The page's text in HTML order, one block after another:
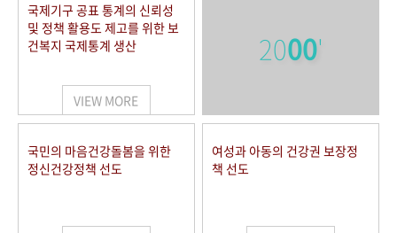
국제기구 공표 통계의 신뢰성
및 정책 활용도 제고를 위한 보
건복지 국제통계 생산
VIEW MORE
2000'
국민의 마음건강돌봄을 위한
정신건강정책 선도
여성과 아동의 건강권 보장정
책 선도